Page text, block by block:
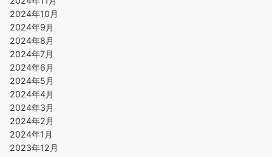
2024年10月
2024年9月
2024年8月
2024年7月
2024年6月
2024年5月
2024年4月
2024年3月
2024年2月
2024年1月
2023年12月